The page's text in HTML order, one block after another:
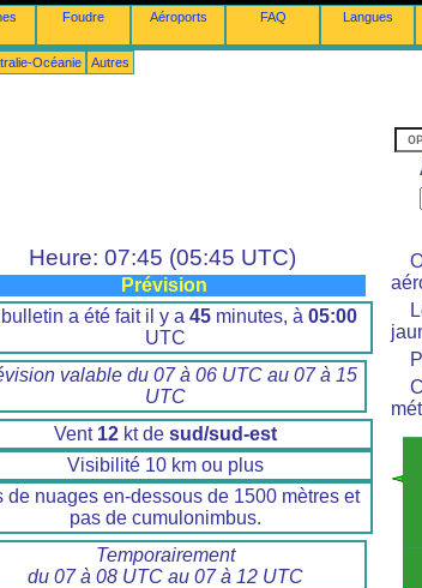
Foudre Aéroports FAQ Langues
Océanie Autres
Heure: 07:45 (05:45 UTC)
Prévision
bulletin a été fait il y a 45minutes, à 05:00
UTC
valable du 07 à 06 UTC au 07 à 15
UTC
Vent 12 kt de sud/sud-est
Visibilité 10 km ou plus
de nuages en-dessous de 1500 mètres et
pas de cumulonimbus.
Temporairement
du 07 à 08 UTC au 07 à 12 UTC